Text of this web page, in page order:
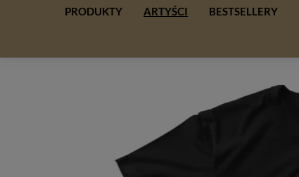
PRODUKTY ARTYŚCI BESTSELLERY